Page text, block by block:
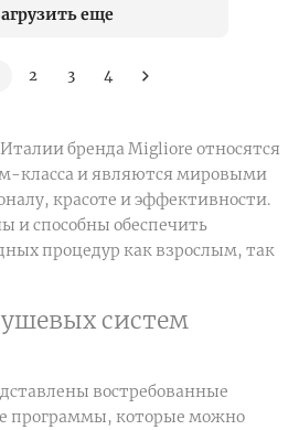
еще
2 3 4
бренда Migliore относятся
класса и являются мировыми
красоте и эффективности.
и способны обеспечить
процедур как взрослым, так
систем
востребованные
программы, которые можно